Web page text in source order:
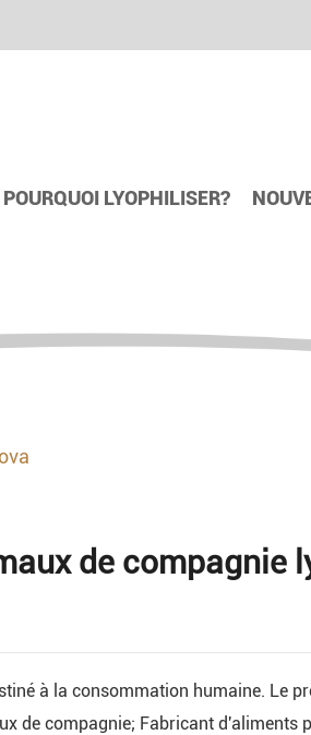
POURQUOI LYOPHILISER?
de compagnie
à la consommation humaine. Le
de compagnie; Fabricant d'aliments